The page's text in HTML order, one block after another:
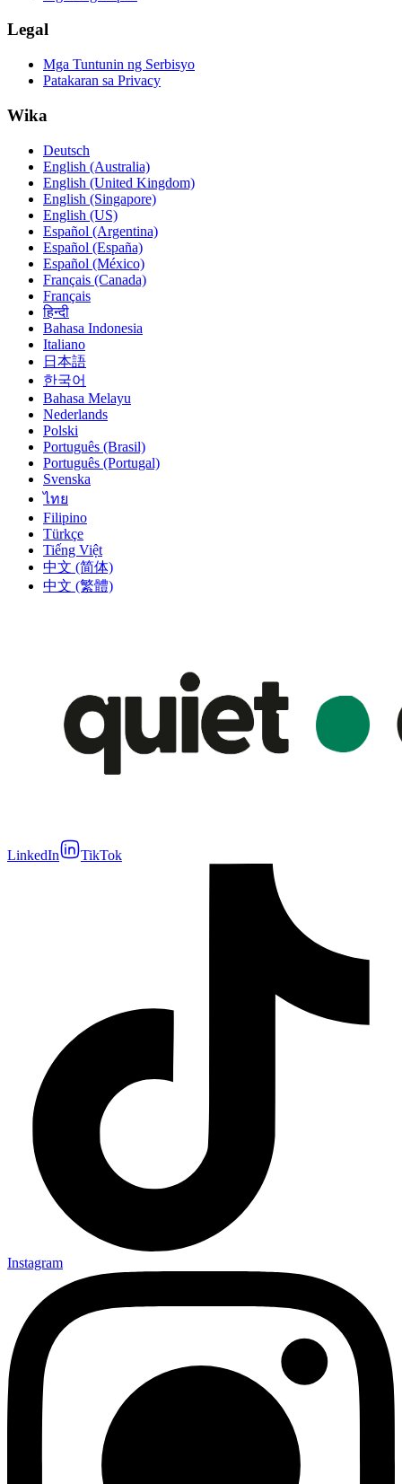
Legal
Mga Tuntunin ng Serbisyo
Patakaran sa Privacy
Wika
Deutsch
English (Australia)
English (United Kingdom)
English (Singapore)
English (US)
Español (Argentina)
Español (España)
Español (México)
Français (Canada)
Français
हिन्दी
Bahasa Indonesia
Italiano
日本語
한국어
Bahasa Melayu
Nederlands
Polski
Português (Brasil)
Português (Portugal)
Svenska
ไทย
Filipino
Türkçe
Tiếng Việt
中文 (简体)
中文 (繁體)
LinkedIn TikTok
Instagram